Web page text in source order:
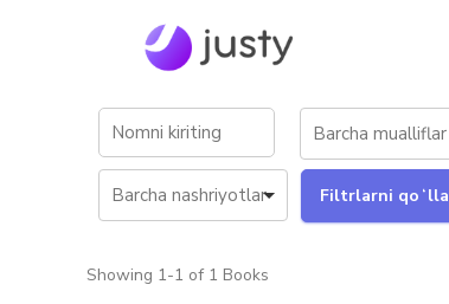
Showing 1-1 of 1 Books